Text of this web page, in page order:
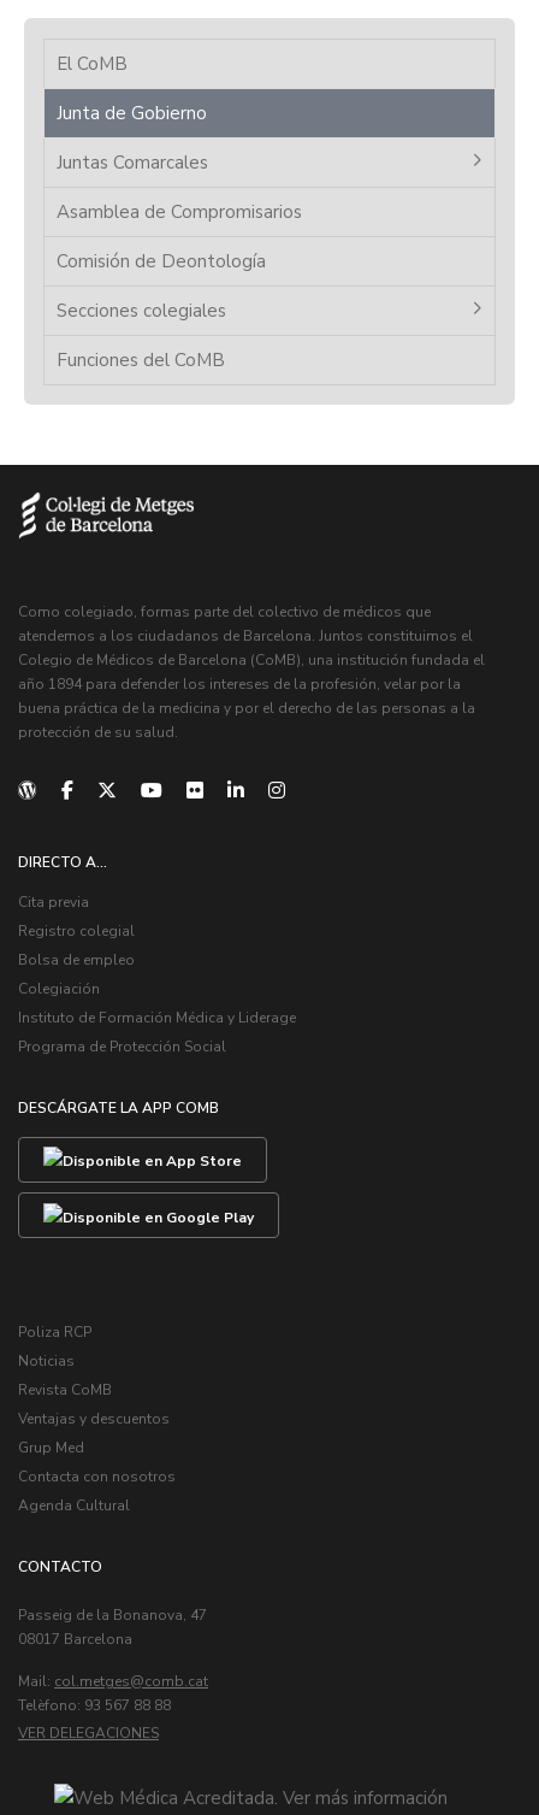
El CoMB
Junta de Gobierno
Juntas Comarcales
Asamblea de Compromisarios
Comisión de Deontología
Secciones colegiales
Funciones del CoMB
Como colegiado, formas parte del colectivo de médicos que
atendemos a los ciudadanos de Barcelona. Juntos constituimos el
Colegio de Médicos de Barcelona (CoMB), una institución fundada el
año 1894 para defender los intereses de la profesión, velar por la
buena práctica de la medicina y por el derecho de las personas a la
protección de su salud.
DIRECTO A...
Cita previa
Registro colegial
Bolsa de empleo
Colegiación
Instituto de Formación Médica y Liderage
Programa de Protección Social
DESCÁRGATE LA APP COMB
Poliza RCP
Noticias
Revista CoMB
Ventajas y descuentos
Grup Med
Contacta con nosotros
Agenda Cultural
CONTACTO
Passeig de la Bonanova, 47
08017 Barcelona
Mail: col.metges
Telèfono: 93 567 88 88
VER DELEGACIONES